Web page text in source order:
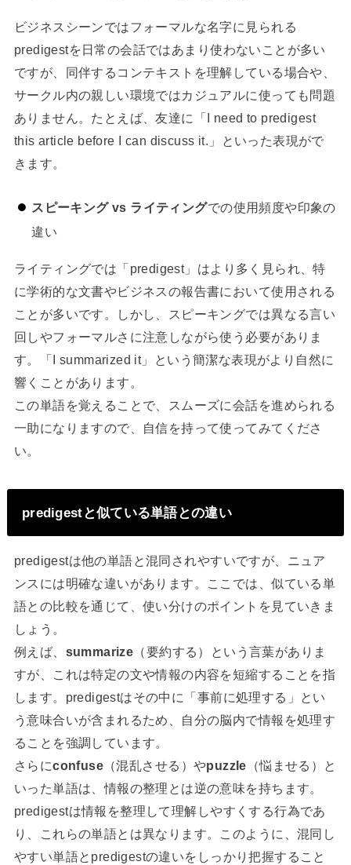
ビジネスシーンではフォーマルな名字に見られる
predigestを日常の会話ではあまり使わないことが多い
ですが、同伴するコンテキストを理解している場合や、
サークル内の親しい環境ではカジュアルに使っても問題
ありません。たとえば、友達に「I need to predigest
this article before I can discuss it.」といった表現がで
きます。
スピーキング vs ライティングでの使用頻度や印象の
違い
ライティングでは「predigest」はより多く見られ、特
に学術的な文書やビジネスの報告書において使用される
ことが多いです。しかし、スピーキングでは異なる言い
回しやフォーマルさに注意しながら使う必要がありま
す。「I summarized it」という簡潔な表現がより自然に
響くことがあります。
この単語を覚えることで、スムーズに会話を進められる
一助になりますので、自信を持って使ってみてくださ
い。
predigestと似ている単語との違い
predigestは他の単語と混同されやすいですが、ニュア
ンスには明確な違いがあります。ここでは、似ている単
語との比較を通じて、使い分けのポイントを見ていきま
しょう。
例えば、 summarize （要約する）という言葉がありま
すが、これは特定の文や情報の内容を短縮することを指
します。predigestはその中に「事前に処理する」とい
う意味合いが含まれるため、自分の脳内で情報を処理す
ることを強調しています。
さらにconfuse （混乱させる）やpuzzle （悩ませる）と
いった単語は、情報の整理とは逆の意味を持ちます。
predigestは情報を整理して理解しやすくする行為であ
り、これらの単語とは異なります。このように、混同し
やすい単語とpredigestの違いをしっかり把握すること